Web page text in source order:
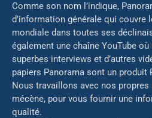
Comme son nom l’indique,
d’information générale qui couvre
mondiale dans toutes ses
également une chaîne YouTube
superbes interviews et d’autres
papiers Panorama sont un produit
Nous travaillons avec nos
mécène, pour vous fournir une
qualité.